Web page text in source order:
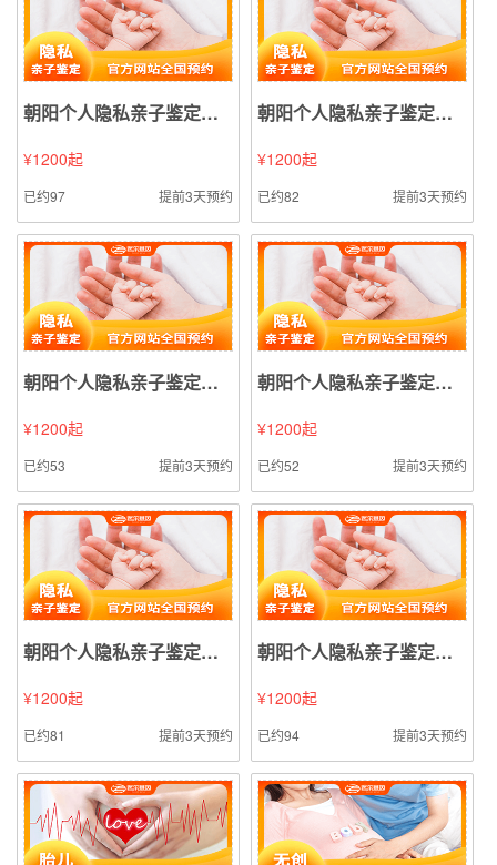
朝阳个人隐私亲子鉴定（血液血痕样本鉴定）
¥1200起
已约97 提前3天预约
朝阳个人隐私亲子鉴定（毛发样本鉴定）
¥1200起
已约82 提前3天预约
朝阳个人隐私亲子鉴定（口腔拭子样本鉴定）
¥1200起
已约53 提前3天预约
朝阳个人隐私亲子鉴定（精液精斑样本鉴定）
¥1200起
已约52 提前3天预约
朝阳个人隐私亲子鉴定（指甲样本鉴定）
¥1200起
已约81 提前3天预约
朝阳个人隐私亲子鉴定（烟头烟蒂样本鉴定）
¥1200起
已约94 提前3天预约